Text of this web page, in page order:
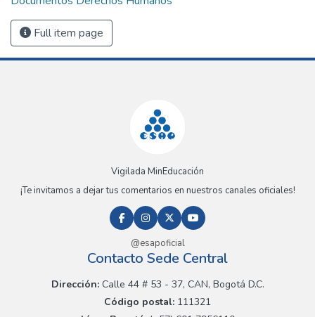
Full item page
Vigilada MinEducación
¡Te invitamos a dejar tus comentarios en nuestros canales oficiales!
@esapoficial
Contacto Sede Central
Dirección:Calle 44 # 53 - 37, CAN, Bogotá D.C.
Código postal: 111321